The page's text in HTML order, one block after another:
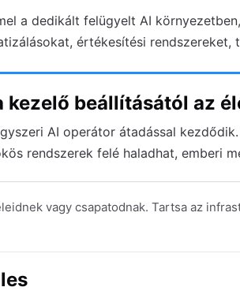
a dedikált felügyelt AI
értékesítési
kezelő beállításától az
AI operátor átadással
rendszerek felé haladhat, emberi
vagy csapatodnak. Tartsa az